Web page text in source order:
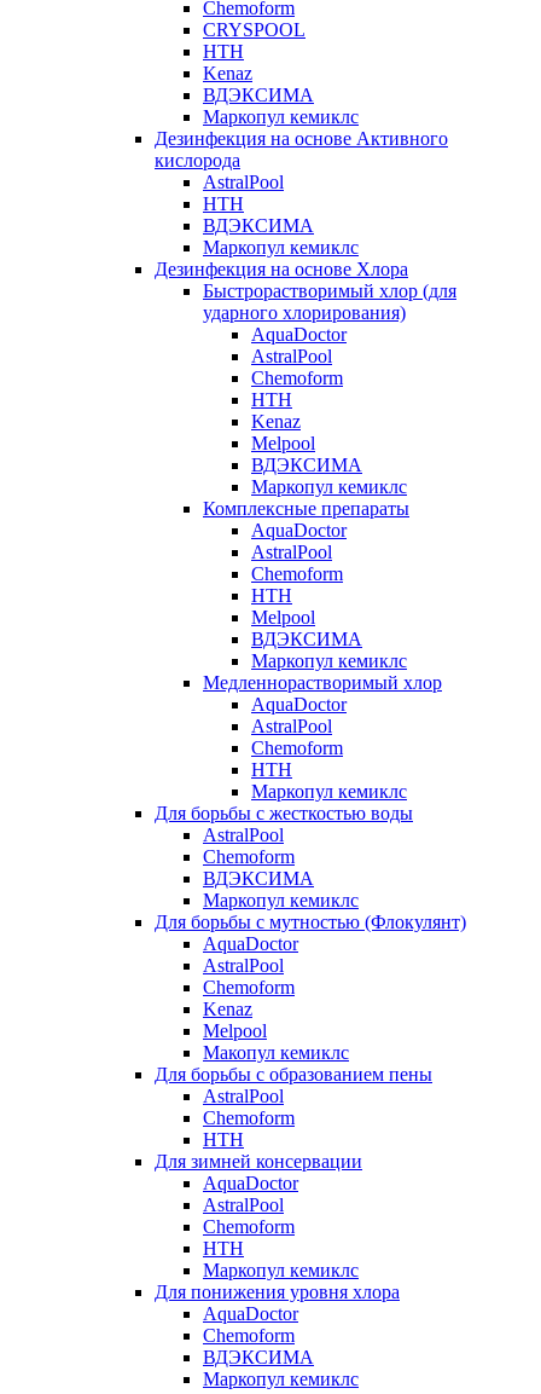
Chemoform
CRYSPOOL
HTH
Kenaz
ВДЭКСИМА
Маркопул кемиклс
Дезинфекция на основе Активного
кислорода
AstralPool
HTH
ВДЭКСИМА
Маркопул кемиклс
Дезинфекция на основе Хлора
Быстрорастворимый хлор (для
ударного хлорирования)
AquaDoctor
AstralPool
Chemoform
HTH
Kenaz
Melpool
ВДЭКСИМА
Маркопул кемиклс
Комплексные препараты
AquaDoctor
AstralPool
Chemoform
HTH
Melpool
ВДЭКСИМА
Маркопул кемиклс
Медленнорастворимый хлор
AquaDoctor
AstralPool
Chemoform
HTH
Маркопул кемиклс
Для борьбы с жесткостью воды
AstralPool
Chemoform
ВДЭКСИМА
Маркопул кемиклс
Для борьбы с мутностью (Флокулянт)
AquaDoctor
AstralPool
Chemoform
Kenaz
Melpool
Макопул кемиклс
Для борьбы с образованием пены
AstralPool
Chemoform
HTH
Для зимней консервации
AquaDoctor
AstralPool
Chemoform
HTH
Маркопул кемиклс
Для понижения уровня хлора
AquaDoctor
Chemoform
ВДЭКСИМА
Маркопул кемиклс